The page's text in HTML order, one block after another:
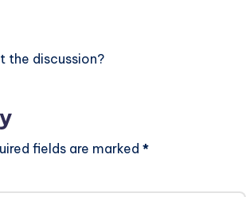
the discussion?
fields are marked *